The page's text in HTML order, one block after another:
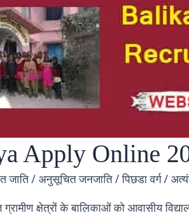
Apply Online
जाति / अनुसूचित जनजाति / पिछडा वर्ग /
क्षेत्रों के बालिकाओं को आवासीय